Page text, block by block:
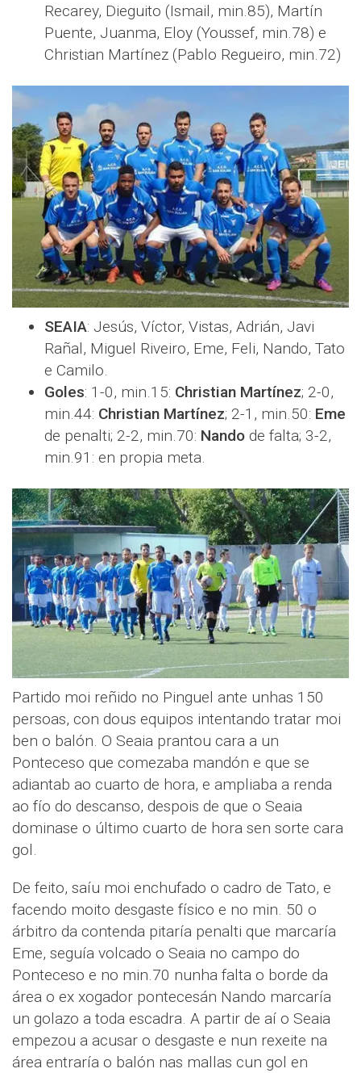
Recarey, Dieguito (Ismail, min.85), Martín
Puente, Juanma, Eloy (Youssef, min.78) e
Christian Martínez (Pablo Regueiro, min.72)
SEAIA: Jesús, Víctor, Vistas, Adrián, Javi
Rañal, Miguel Riveiro, Eme, Feli, Nando, Tato
e Camilo.
Goles: 1-0, min.15: Christian Martínez; 2-0,
min.44: Christian Martínez; 2-1, min.50: Eme
de penalti; 2-2, min.70: Nando de falta; 3-2,
min.91: en propia meta.
Partido moi reñido no Pinguel ante unhas 150
persoas, con dous equipos intentando tratar moi
ben o balón. O Seaia prantou cara a un
Ponteceso que comezaba mandón e que se
adiantab ao cuarto de hora, e ampliaba a renda
ao fío do descanso, despois de que o Seaia
dominase o último cuarto de hora sen sorte cara
gol.
De feito, saíu moi enchufado o cadro de Tato, e
facendo moito desgaste físico e no min. 50 o
árbitro da contenda pitaría penalti que marcaría
Eme, seguía volcado o Seaia no campo do
Ponteceso e no min.70 nunha falta o borde da
área o ex xogador pontecesán Nando marcaría
un golazo a toda escadra. A partir de aí o Seaia
empezou a acusar o desgaste e nun rexeite na
área entraría o balón nas mallas cun gol en